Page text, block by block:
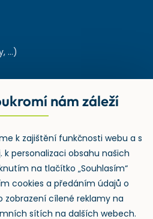
...)
v odpadechnám záleží
k zajištění funkčnosti webu a s
k personalizaci obsahu našich
na tlačítko „Souhlasím“
cookies a předáním údajů o
zobrazení cílené reklamy na
sítích na dalších webech.